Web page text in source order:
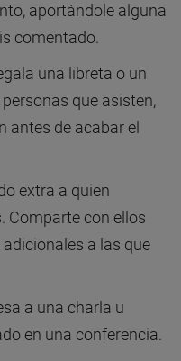
aportándole alguna
comentado.
una libreta o un
que asisten,
antes de acabar el
extra a quien
Comparte con ellos
a las que
a una charla u
en una conferencia.